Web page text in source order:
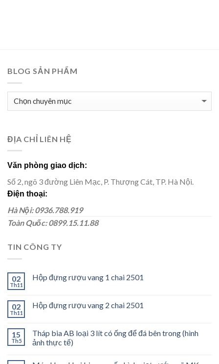
BLOG SẢN PHẨM
BLOG
SẢN
ĐỊA CHỈ LIÊN HỆ
Văn phòng giao dịch:
Số 2, ngõ 3 đường Liên Mạc, P. Thượng Cát, TP. Hà Nội.
Điện thoại:
Hà Nội: 0936.788.919
Toàn Quốc: 0899.15.11.88
TIN CÔNG TY
02
Th11
Hộp đựng rượu vang 1 chai 2501
02
Th11
Hộp đựng rượu vang 2 chai 2501
15
Th5
Tháp bia AB loại 3 lít có ống để đá bên trong (hình
ảnh thực tế)